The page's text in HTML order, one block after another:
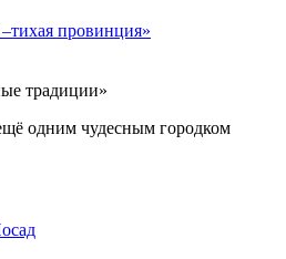
традиции»
одним чудесным городком